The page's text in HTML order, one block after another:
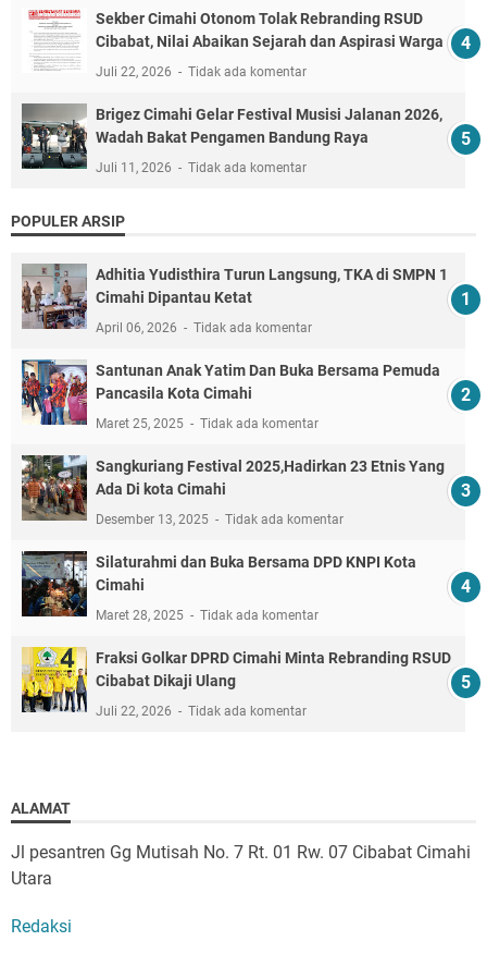
Sekber Cimahi Otonom Tolak Rebranding RSUD
Cibabat, Nilai Abaikan Sejarah dan Aspirasi Warga
Juli 22, 2026 Tidak ada komentar
Brigez Cimahi Gelar Festival Musisi Jalanan 2026,
Wadah Bakat Pengamen Bandung Raya
Juli 11, 2026 Tidak ada komentar
POPULER ARSIP
Adhitia Yudisthira Turun Langsung, TKA di SMPN 1
Cimahi Dipantau Ketat
April 06, 2026 Tidak ada komentar
Santunan Anak Yatim Dan Buka Bersama Pemuda
Pancasila Kota Cimahi
Maret 25, 2025 Tidak ada komentar
Sangkuriang Festival 2025,Hadirkan 23 Etnis Yang
Ada Di kota Cimahi
Desember 13, 2025 Tidak ada komentar
Silaturahmi dan Buka Bersama DPD KNPI Kota
Cimahi
Maret 28, 2025 Tidak ada komentar
Fraksi Golkar DPRD Cimahi Minta Rebranding RSUD
Cibabat Dikaji Ulang
Juli 22, 2026 Tidak ada komentar
ALAMAT
Jl pesantren Gg Mutisah No. 7 Rt. 01 Rw. 07 Cibabat Cimahi
Utara
Redaksi